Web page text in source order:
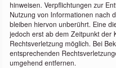
hinweisen. Verpflichtungen zur
Nutzung von Informationen nach
bleiben hiervon unberührt. Eine
jedoch erst ab dem Zeitpunkt der
Rechtsverletzung möglich. Bei
entsprechenden
umgehend entfernen.